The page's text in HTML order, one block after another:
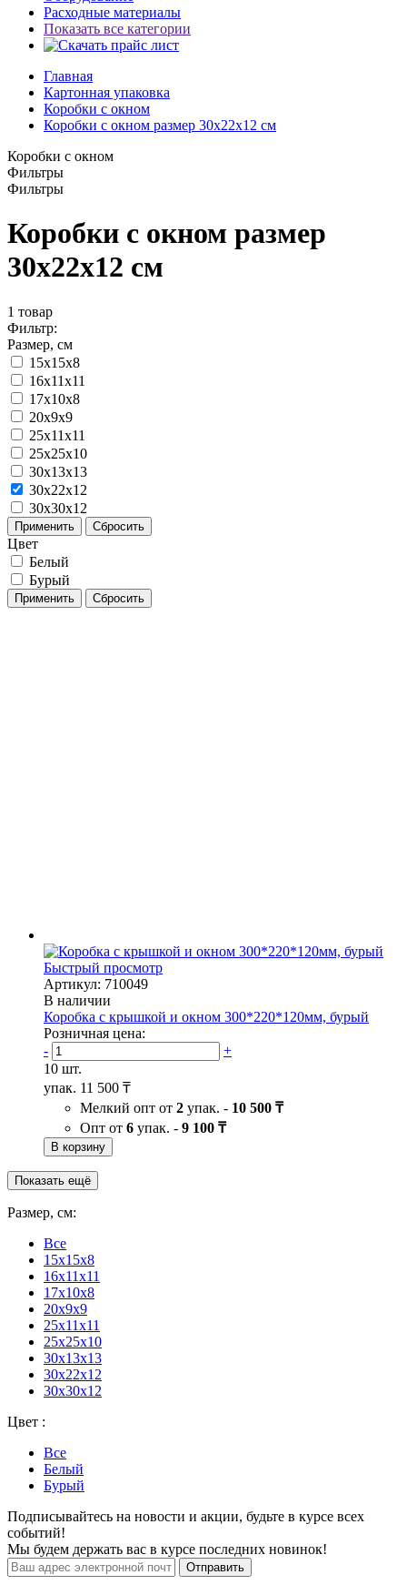
Расходные материалы
Показать все категории
Главная
Картонная упаковка
Коробки с окном
Коробки с окном размер 30х22х12 см
Коробки с окном
Фильтры
Фильтры
Коробки с окном размер
30х22х12 см
1 товар
Фильтр:
Размер, см
15х15х8
16x11x11
17х10х8
20x9x9
25х11х11
25х25х10
30x13x13
30х22х12
30х30х12
Применить Сбросить
Цвет
Белый
Бурый
Применить Сбросить
Быстрый просмотр
Артикул: 710049
В наличии
Коробка с крышкой и окном 300*220*120мм, бурый
Розничная цена:
-
+
10 шт.
упак. 11 500 ₸
Мелкий опт от 2 упак. - 10 500 ₸
Опт от 6 упак. - 9 100 ₸
В корзину
Показать ещё
Размер, см:
Все
15х15х8
16x11x11
17х10х8
20x9x9
25х11х11
25х25х10
30x13x13
30х22х12
30х30х12
Цвет :
Все
Белый
Бурый
Подписывайтесь на новости и акции, будьте в курсе всех
событий!
Мы будем держать вас в курсе последних новинок!